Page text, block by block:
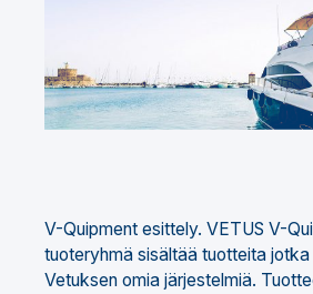
V-Quipment esittely. VETUS V-
tuoteryhmä sisältää tuotteita
Vetuksen omia järjestelmiä.